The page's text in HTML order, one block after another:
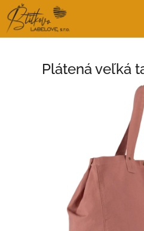
Prejsť
na
obsah
Plátená veľká